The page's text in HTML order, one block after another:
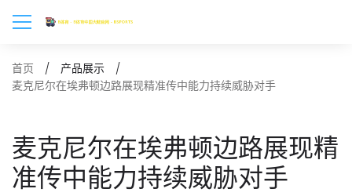
首页
产品展示
麦克尼尔在埃弗顿边路展现精准传中能力持续威胁对手
麦克尼尔在埃弗顿边路展现精
准传中能力持续威胁对手